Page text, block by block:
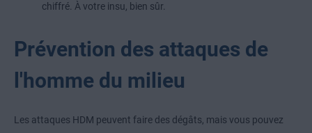
chiffré. À votre insu, bien sûr.
Prévention des attaques de
l'homme du milieu
Les attaques HDM peuvent faire des dégâts, mais vous pouvez